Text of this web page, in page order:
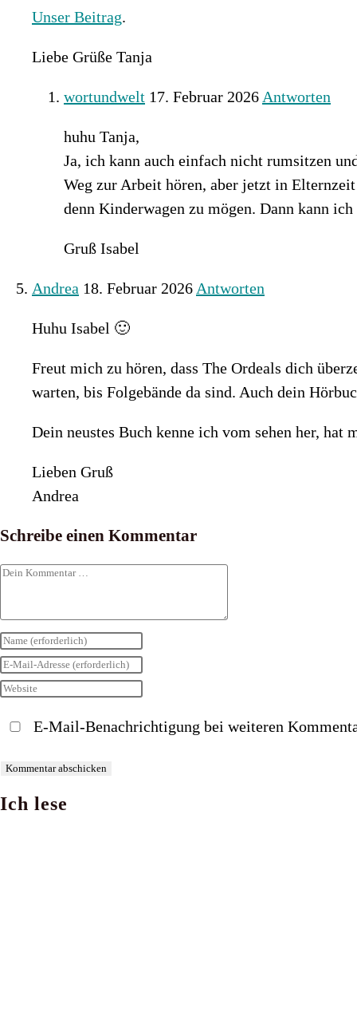
Unser Beitrag.
Liebe Grüße Tanja
wortundwelt 17. Februar 2026 Antworten
huhu Tanja,
Ja, ich kann auch einfach nicht rumsitzen
Weg zur Arbeit hören, aber jetzt in
denn Kinderwagen zu mögen. Dann kann
Gruß Isabel
Andrea 18. Februar 2026 Antworten
Huhu Isabel 🙂
Freut mich zu hören, dass The Ordeals dich
warten, bis Folgebände da sind. Auch dein
Dein neustes Buch kenne ich vom sehen her, hat
Lieben Gruß
Andrea
Schreibe einen Kommentar
Kommentar
Gib
deinen
Namen
Benutzernamen
ein
Gib
deine
Mail-
Kommentieren
Gib
Website-
(optional)
E-Mail-Benachrichtigung bei weiteren
Ich lese